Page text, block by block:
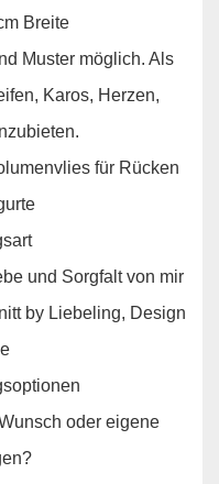
Breite
Muster möglich. Als
Karos, Herzen,
für Rücken
und Sorgfalt von mir
by Liebeling, Design
oder eigene